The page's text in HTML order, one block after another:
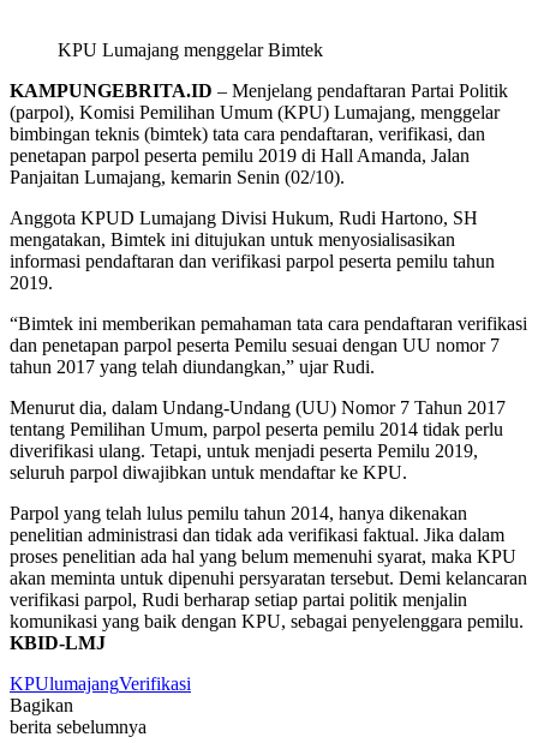
KPU Lumajang menggelar Bimtek
KAMPUNGEBRITA.ID – Menjelang pendaftaran Partai Politik
(parpol), Komisi Pemilihan Umum (KPU) Lumajang, menggelar
bimbingan teknis (bimtek) tata cara pendaftaran, verifikasi, dan
penetapan parpol peserta pemilu 2019 di Hall Amanda, Jalan
Panjaitan Lumajang, kemarin Senin (02/10).
Anggota KPUD Lumajang Divisi Hukum, Rudi Hartono, SH
mengatakan, Bimtek ini ditujukan untuk menyosialisasikan
informasi pendaftaran dan verifikasi parpol peserta pemilu tahun
2019.
“Bimtek ini memberikan pemahaman tata cara pendaftaran verifikasi
dan penetapan parpol peserta Pemilu sesuai dengan UU nomor 7
tahun 2017 yang telah diundangkan,” ujar Rudi.
Menurut dia, dalam Undang-Undang (UU) Nomor 7 Tahun 2017
tentang Pemilihan Umum, parpol peserta pemilu 2014 tidak perlu
diverifikasi ulang. Tetapi, untuk menjadi peserta Pemilu 2019,
seluruh parpol diwajibkan untuk mendaftar ke KPU.
Parpol yang telah lulus pemilu tahun 2014, hanya dikenakan
penelitian administrasi dan tidak ada verifikasi faktual. Jika dalam
proses penelitian ada hal yang belum memenuhi syarat, maka KPU
akan meminta untuk dipenuhi persyaratan tersebut. Demi kelancaran
verifikasi parpol, Rudi berharap setiap partai politik menjalin
komunikasi yang baik dengan KPU, sebagai penyelenggara pemilu.
KBID-LMJ
KPUlumajangVerifikasi
Bagikan
berita sebelumnya